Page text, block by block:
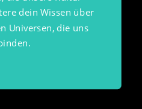
dein Wissen über
Universen, die uns